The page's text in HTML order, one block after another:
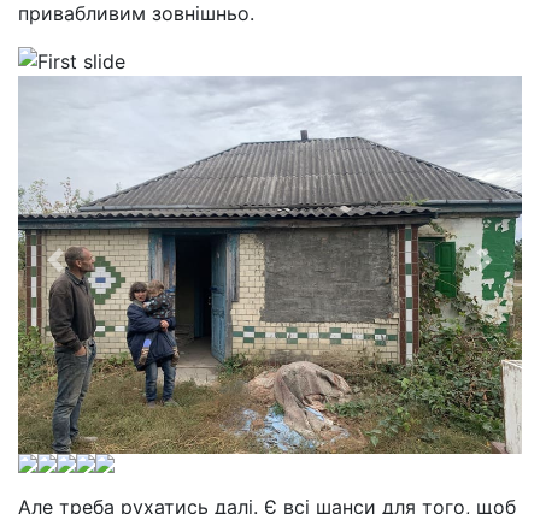
привабливим зовнішньо.
Але треба рухатись далі. Є всі шанси для того, щоб